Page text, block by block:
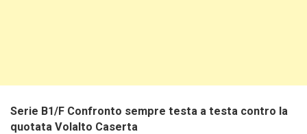
Serie B1/F Confronto sempre testa a testa contro la
quotata Volalto Caserta